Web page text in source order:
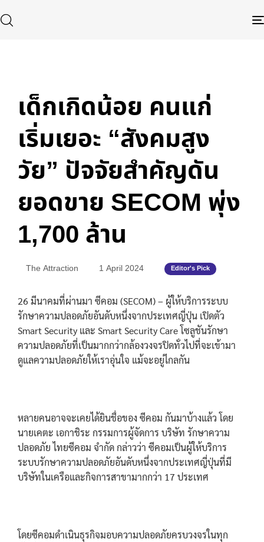
Type and hit enter
เด็กเกิดน้อย คนแก่
เริ่มเยอะ “สังคมสูง
วัย” ปัจจัยสำคัญดัน
ยอดขาย SECOM พุ่ง
1,700 ล้าน
The Attraction 1 April 2024 Editor's Pick
26 มีนาคมที่ผ่านมา ซีคอม (SECOM) – ผู้ให้บริการระบบ
รักษาความปลอดภัยอันดับหนึ่งจากประเทศญี่ปุ่น เปิดตัว
Smart Security และ Smart Security Care โซลูชันรักษา
ความปลอดภัยที่เป็นมากกว่ากล้องวงจรปิดทั่วไปที่จะเข้ามา
ดูแลความปลอดภัยให้เราอุ่นใจ แม้จะอยู่ไกลกัน
หลายคนอาจจะเคยได้ยินชื่อของ ซีคอม กันมาบ้างแล้ว โดย
นายเคตะ เอกาชิระ กรรมการผู้จัดการ บริษัท รักษาความ
ปลอดภัย ไทยซีคอม จำกัด กล่าวว่า ซีคอมเป็นผู้ให้บริการ
ระบบรักษาความปลอดภัยอันดับหนึ่งจากประเทศญี่ปุ่นที่มี
บริษัทในเครือและกิจการสาขามากกว่า 17 ประเทศ
โดยซีคอมดำเนินธุรกิจมอบความปลอดภัยครบวงจรในทุก